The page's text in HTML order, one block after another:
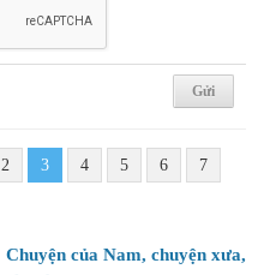
2 3 4 5 6 7
Chuyện của Nam, chuyện xưa,